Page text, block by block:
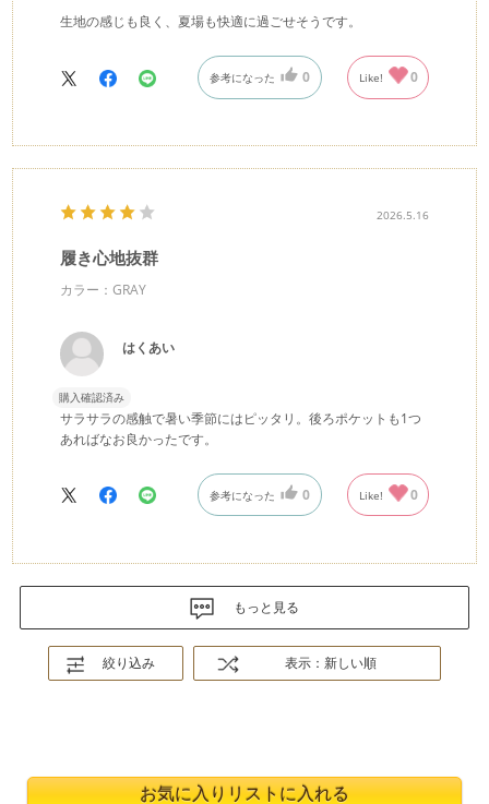
生地の感じも良く、夏場も快適に過ごせそうです。
参考になった 0 Like! 0
2026.5.16
履き心地抜群
カラー：GRAY
はくあい
購入確認済み
サラサラの感触で暑い季節にはピッタリ。後ろポケットも1つ
あればなお良かったです。
参考になった 0 Like! 0
もっと見る
絞り込み 表示：新しい順